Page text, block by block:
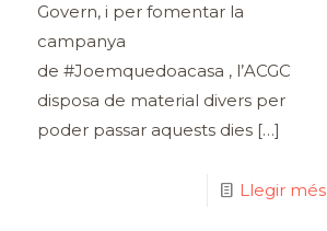
Govern, i per fomentar la
campanya
de #Joemquedoacasa , l’ACGC
disposa de material divers per
poder passar aquests dies[…]
Llegir més